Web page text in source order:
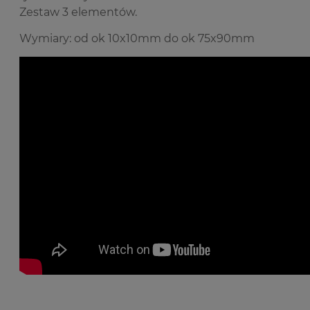
Zestaw 3 elementów.
Wymiary: od ok 10x10mm do ok 75x90mm